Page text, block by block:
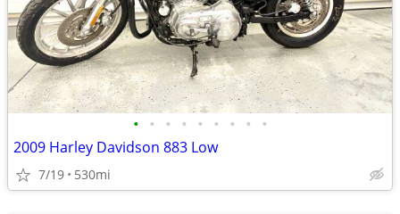
• • • • • • • • •
2009 Harley Davidson 883 Low
7/19 530mi